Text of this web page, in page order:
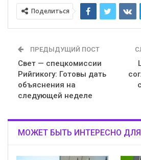
Поделиться
ПРЕДЫДУЩИЙ ПОСТ
Свет — спецкомиссии
Рийгикогу: Готовы дать
объяснения на
следующей неделе
МОЖЕТ БЫТЬ ИНТЕРЕСНО